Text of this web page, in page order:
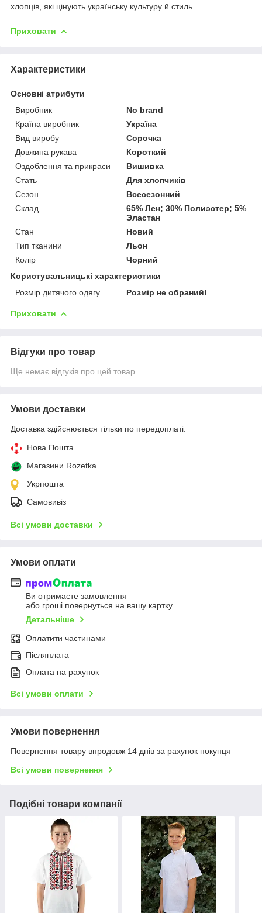
хлопців, які цінують українську культуру й стиль.
Приховати
Характеристики
Основні атрибути
Виробник
No brand
Країна виробник
Україна
Вид виробу
Сорочка
Довжина рукава
Короткий
Оздоблення та прикраси
Вишивка
Стать
Для хлопчиків
Сезон
Всесезонний
Склад
65% Лен; 30% Полиэстер; 5%
Эластан
Стан
Новий
Тип тканини
Льон
Колір
Чорний
Користувальницькі характеристики
Розмір дитячого одягу
Розмір не обраний!
Приховати
Відгуки про товар
Ще немає відгуків про цей товар
Умови доставки
Доставка здійснюється тільки по передоплаті.
Нова Пошта
Магазини Rozetka
Укрпошта
Самовивіз
Всі умови доставки
Умови оплати
Ви отримаєте замовлення
або гроші повернуться на вашу картку
Детальніше
Оплатити частинами
Післяплата
Оплата на рахунок
Всі умови оплати
Умови повернення
Повернення товару впродовж 14 днів за рахунок покупця
Всі умови повернення
Подібні товари компанії